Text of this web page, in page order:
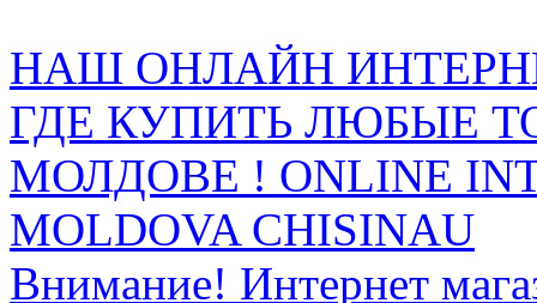
НАШ ОНЛАЙН
ГДЕ КУПИТЬ ЛЮБЫЕ
МОЛДОВЕ ! ONLINE
MOLDOVA CHISINAU
Внимание! Интернет